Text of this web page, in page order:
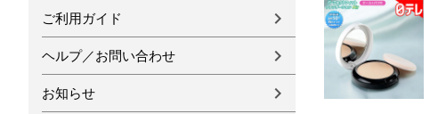
ご利用ガイド
ヘルプ／お問い合わせ
お知らせ